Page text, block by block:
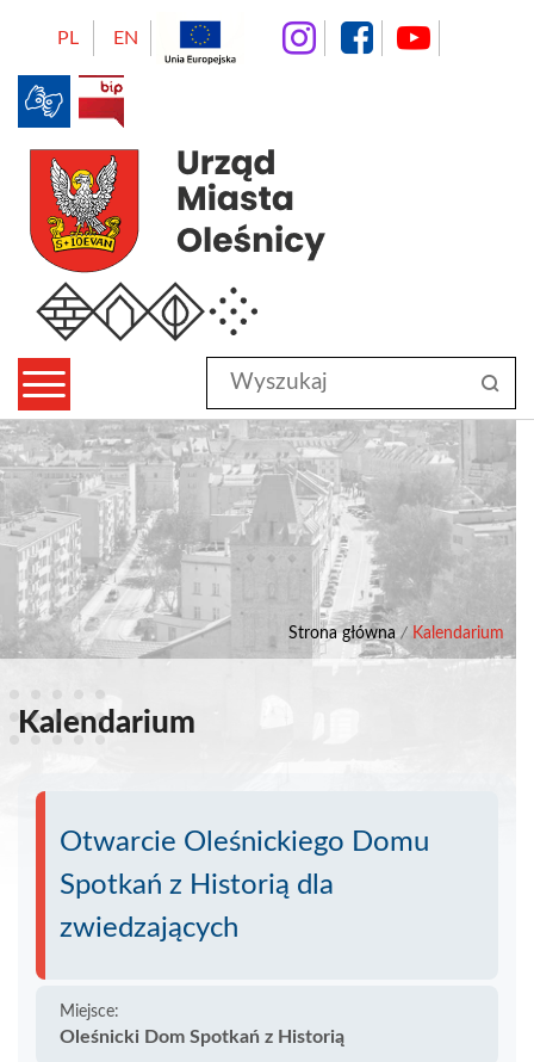
PL EN instagram
Wyszukaj
w
serwisie
Strona główna / Kalendarium
Kalendarium
Otwarcie Oleśnickiego Domu
Spotkań z Historią dla
zwiedzających
Miejsce:
Oleśnicki Dom Spotkań z Historią